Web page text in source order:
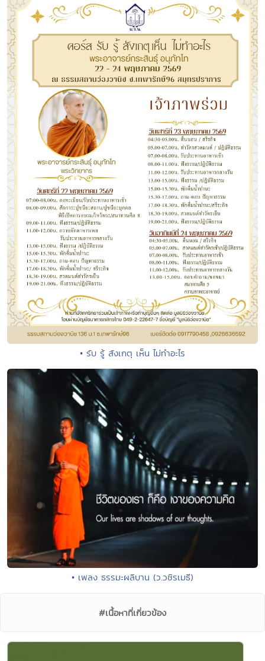
• รับ รู้ สังเกตุ เห็น ไม่ทำอะไร
• เพลง ธรรมะผลิบาน (ว.วชิรเมธี)
#เนื้อหาที่เกี่ยวข้อง